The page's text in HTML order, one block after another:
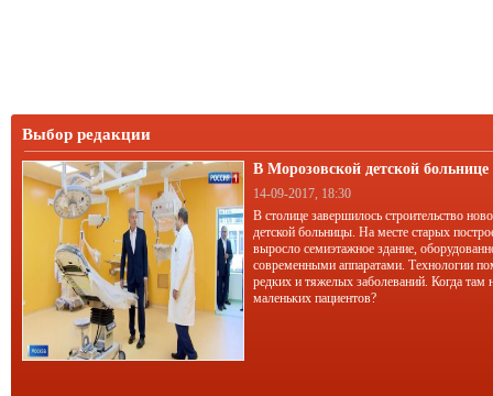
Выбор редакции
В Морозовской детской
корпус
14-09-2017, 18:30
В столице завершилось строительство
детской больницы. На месте старых
выросло семиэтажное здание,
современными аппаратами. Технологии
редких и тяжелых заболеваний. Когда там
маленьких пациентов?